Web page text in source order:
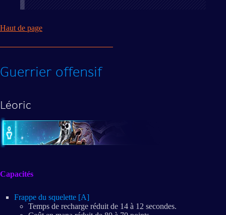
Haut de page
Guerrier offensif
Léoric
Capacités
Frappe du squelette [A]
Temps de recharge réduit de 14 à 12 secondes.